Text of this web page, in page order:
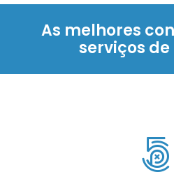
As melhores
serviços